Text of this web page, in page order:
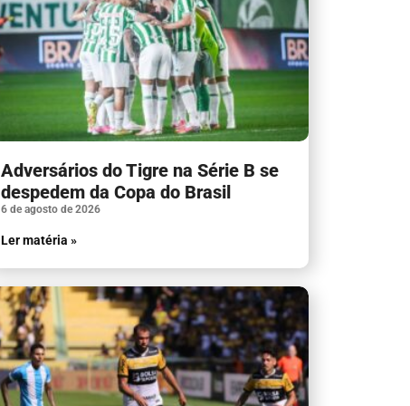
Adversários do Tigre na Série B se
despedem da Copa do Brasil
6 de agosto de 2026
Ler matéria »